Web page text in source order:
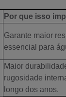
Por que isso
Garante maior
essencial para
Maior
rugosidade
longo dos anos.